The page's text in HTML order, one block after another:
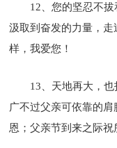
12、您的坚忍不
汲取到奋发的力量，
样，我爱您！
13、天地再大，
广不过父亲可依靠的
恩；父亲节到来之际祝